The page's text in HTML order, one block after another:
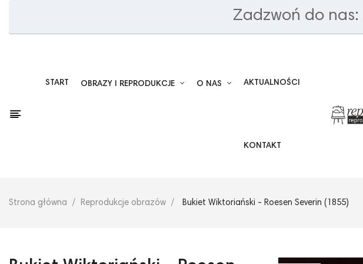
Zadzwoń do nas:
START OBRAZY I REPRODUKCJE O NAS AKTUALNOŚCI
KONTAKT
Strona główna Reprodukcje obrazów Bukiet Wiktoriański - Roesen Severin (1855)